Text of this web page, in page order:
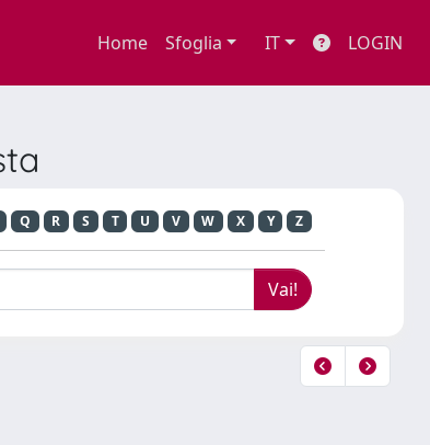
Home Sfoglia IT LOGIN
Q R S T U V W X Y Z